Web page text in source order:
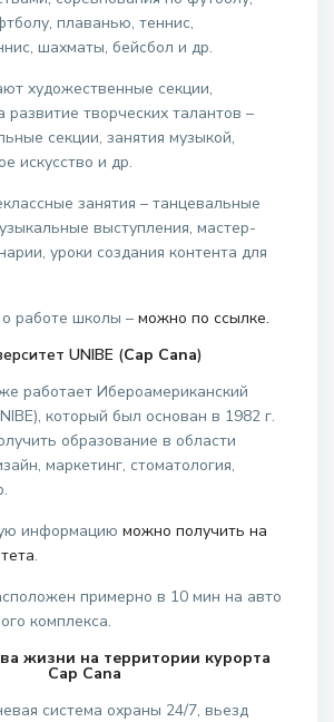
плаванью, теннис,
шахматы, бейсбол и др.
художественные секции,
развитие творческих талантов –
секции, занятия музыкой,
искусство и др.
занятия – танцевальные
выступления, мастер-
уроки создания контента для
работе школы – можно по ссылке.
UNIBE (Cap Cana)
работает Ибероамериканский
который был основан в 1982 г.
образование в области
маркетинг, стоматология,
информацию можно получить на
.
примерно в 10 мин на авто
комплекса.
жизни на территории курорта
Cap Cana
система охраны 24/7, вьезд